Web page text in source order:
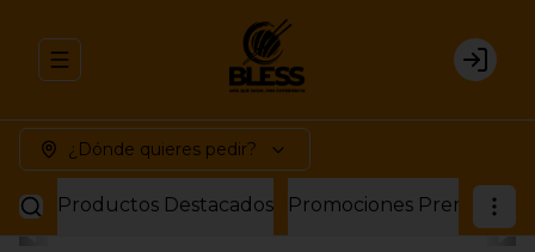
Abrir menu de navegación Login
¿Dónde quieres pedir?
Productos Destacados Promociones Premium